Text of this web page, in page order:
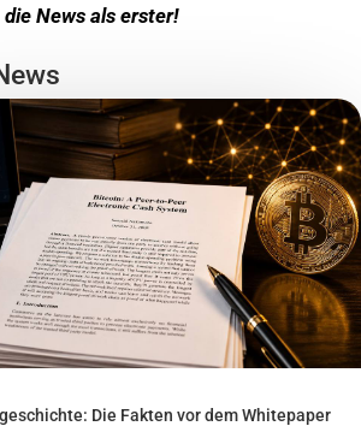
die News als erster!
Die Fakten vor dem Whitepaper